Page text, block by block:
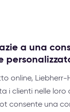
a una
online,
i clienti nelle loro
consente una